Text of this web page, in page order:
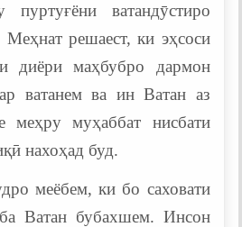
пуртуғёни ватандӯстиро
Меҳнат решаест, ки эҳсоси
диёри маҳбубро дармон
ватанем ва ин Ватан аз
муҳаббат нисбати
нахоҳад буд.
меёбем, ки бо саховати
Ватан бубахшем. Инсон